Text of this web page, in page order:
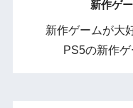
新作ゲ
新作ゲームが大
PS5の新作ゲ